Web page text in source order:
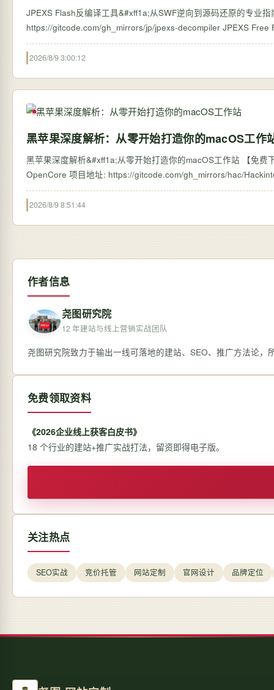
JPEXS Flash反编译工具&#xff1a;从SWF逆向到源码还原的专业指南
https://gitcode.com/
2026/8/9 3:00:12
黑苹果深度解析：从零开始打造你的macOS工作
黑苹果深度解析&#xff1a;从零开始打造你的macOS工作站 【免
2026/8/9 8:51:44
作者信息
尧图研究院
12 年建站与线上营销实战团队
尧图研究院致力于输出一线可落地的建站、SEO、推广方法论，
免费领取资料
《2026企业线上获客白皮书》
18 个行业的建站+推广实战打法，留资即得电子版。
关注热点
SEO实战 竞价托管 网站定制 官网设计 品牌定位